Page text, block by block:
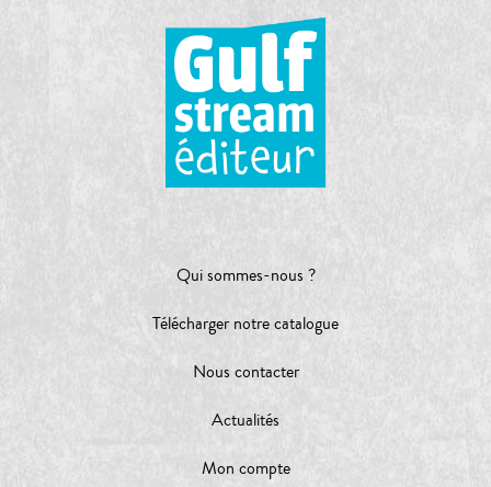
Qui sommes-nous ?
Télécharger notre catalogue
Nous contacter
Actualités
Mon compte